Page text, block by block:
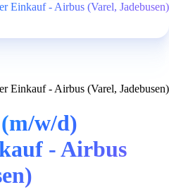
Einkauf - Airbus (Varel, Jadebusen)
Einkauf - Airbus (Varel, Jadebusen)
w/d)
- Airbus